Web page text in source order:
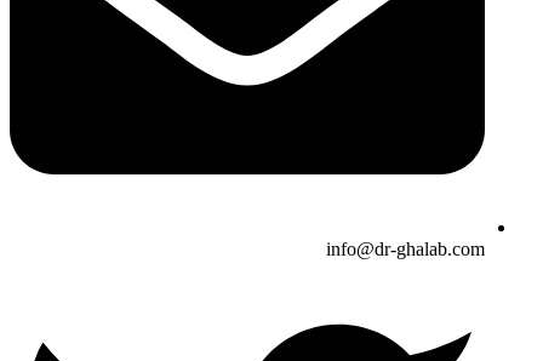
info@dr-ghalab.com